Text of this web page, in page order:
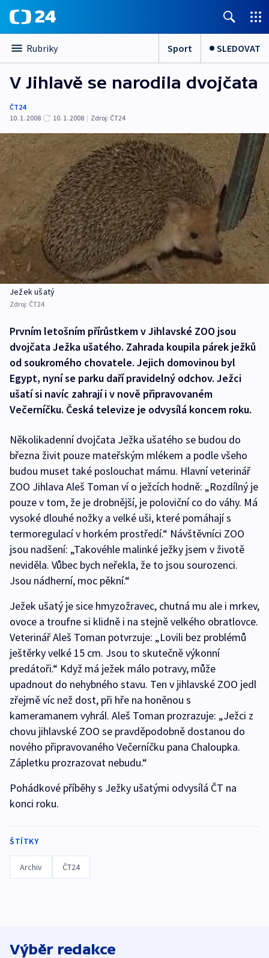
Rubriky Sport SLEDOVAT
V Jihlavě se narodila dvojčata
ČT24
10. 1. 2008
10. 1. 2008 | Zdroj: ČT24
Ježek ušatý
Zdroj: ČT24
Prvním letošním přírůstkem v Jihlavské ZOO jsou
dvojčata Ježka ušatého. Zahrada koupila párek ježků
od soukromého chovatele. Jejich domovinou byl
Egypt, nyní se parku daří pravidelný odchov. Ježci
ušatí si navíc zahrají i v nově připravovaném
Večerníčku. Česká televize je odvysílá koncem roku.
Několikadenní dvojčata Ježka ušatého se budou do
března živit pouze mateřským mlékem a podle všeho
budou muset také poslouchat mámu. Hlavní veterinář
ZOO Jihlava Aleš Toman ví o ježcích hodně: „Rozdílný je
pouze v tom, že je drobnější, je poloviční co do váhy. Má
vysoké dlouhé nožky a velké uši, které pomáhají s
termoregulací v horkém prostředí.“ Návštěvníci ZOO
jsou nadšení: „Takovéhle malinké ježky jsem v životě
neviděla. Vůbec bych neřekla, že to jsou sourozenci.
Jsou nádherní, moc pěkní.“
Ježek ušatý je sice hmyzožravec, chutná mu ale i mrkev,
ovoce a troufne si klidně i na stejně velkého obratlovce.
Veterinář Aleš Toman potvrzuje: „Lovili bez problémů
ještěrky velké 15 cm. Jsou to skutečně výkonní
predátoři.“ Když má ježek málo potravy, může
upadnout do nehybného stavu. Ten v jihlavské ZOO jedl
zřejmě víc než dost, při hře na honěnou s
kameramanem vyhrál. Aleš Toman prozrazuje: „Ježci z
chovu jihlavské ZOO se pravděpodobně dostanou do
nového připravovaného Večerníčku pana Chaloupka.
Zápletku prozrazovat nebudu.“
Pohádkové příběhy s Ježky ušatými odvysílá ČT na
konci roku.
ŠTÍTKY
Archiv ČT24
Výběr redakce